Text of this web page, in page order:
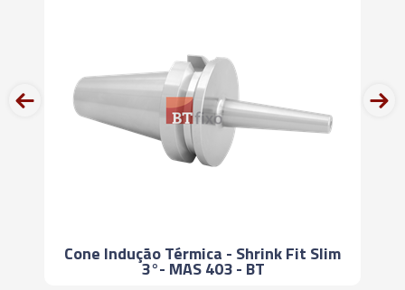
SK50 - SF25 - 90MM
06467 - CONE INDUÇÃO TÉRMICA - SHIRINK FIT -
SK50 - SF32 - 90MM
06469 - CONE INDUÇÃO TÉRMICA - SHIRINK FIT -
SK50 - SF06 - 160MM
Cone Indução Térmica - Shrink Fit Slim
3°- MAS 403 - BT
prev next